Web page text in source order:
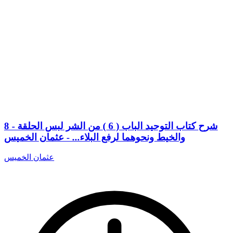
8 - شرح كتاب التوحيد الباب ( 6 ) من الشر لبس الحلقة
والخيط ونحوهما لرفع البلاء... - عثمان الخميس
عثمان الخميس